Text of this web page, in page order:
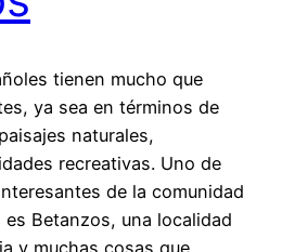
tienen mucho que
ya sea en términos de
naturales,
recreativas. Uno de
de la comunidad
Betanzos, una localidad
y muchas cosas que